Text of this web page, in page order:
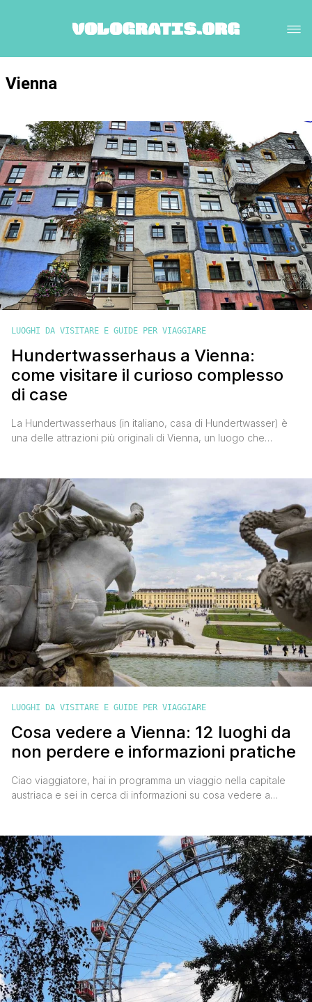
Vienna
LUOGHI DA VISITARE E GUIDE PER VIAGGIARE
Hundertwasserhaus a Vienna:
come visitare il curioso complesso
di case
La Hundertwasserhaus (in italiano, casa di Hundertwasser) è
una delle attrazioni più originali di Vienna, un luogo che
incontro tra modernità e creatività, ideale per spezzare il tour
imperiale della capitale austriaca. Nell’immaginario collettivo,
Vienna è [']
LUOGHI DA VISITARE E GUIDE PER VIAGGIARE
Cosa vedere a Vienna: 12 luoghi da
non perdere e informazioni pratiche
Ciao viaggiatore, hai in programma un viaggio nella capitale
austriaca e sei in cerca di informazioni su cosa vedere a
ci sono tante attività da fare e tanti luoghi da visitare che
tornerai a casa soddisfatto del [']